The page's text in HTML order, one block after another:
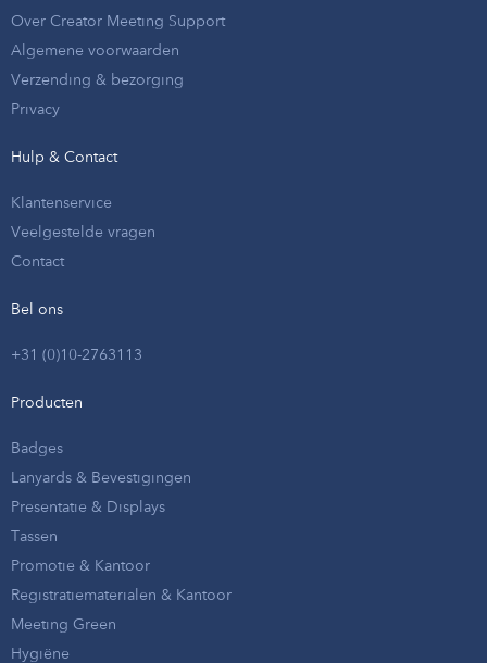
Over Creator Meeting Support
Algemene voorwaarden
Verzending & bezorging
Privacy
Hulp & Contact
Klantenservice
Veelgestelde vragen
Contact
Bel ons
+31 (0)10-2763113
Producten
Badges
Lanyards & Bevestigingen
Presentatie & Displays
Tassen
Promotie & Kantoor
Registratiematerialen & Kantoor
Meeting Green
Hygiëne